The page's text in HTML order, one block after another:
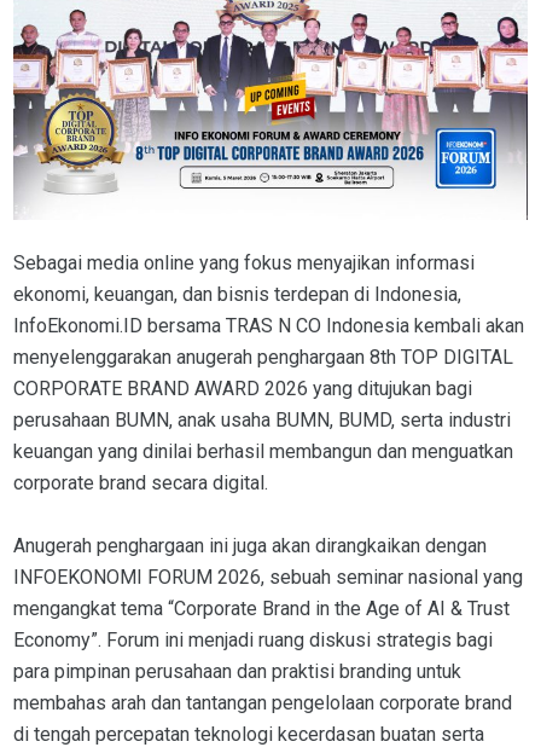
Sebagai media online yang fokus menyajikan informasi
ekonomi, keuangan, dan bisnis terdepan di Indonesia,
InfoEkonomi.ID bersama TRAS N CO Indonesia kembali akan
menyelenggarakan anugerah penghargaan 8th TOP DIGITAL
CORPORATE BRAND AWARD 2026 yang ditujukan bagi
perusahaan BUMN, anak usaha BUMN, BUMD, serta industri
keuangan yang dinilai berhasil membangun dan menguatkan
corporate brand secara digital.
Anugerah penghargaan ini juga akan dirangkaikan dengan
INFOEKONOMI FORUM 2026, sebuah seminar nasional yang
mengangkat tema “Corporate Brand in the Age of AI & Trust
Economy”. Forum ini menjadi ruang diskusi strategis bagi
para pimpinan perusahaan dan praktisi branding untuk
membahas arah dan tantangan pengelolaan corporate brand
di tengah percepatan teknologi kecerdasan buatan serta